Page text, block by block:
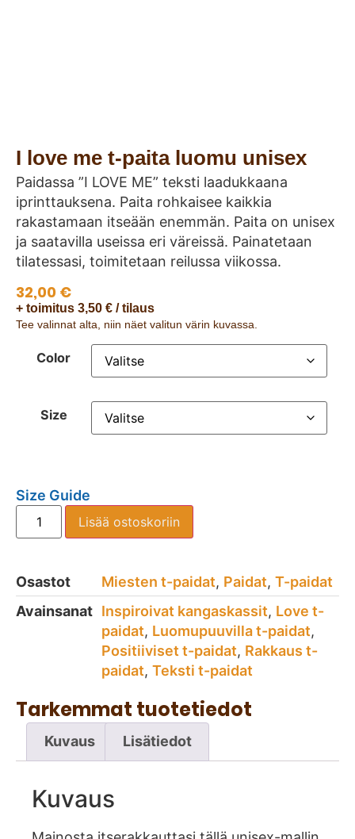
I love me t-paita luomu unisex
Paidassa ”I LOVE ME” teksti laadukkaana
iprinttauksena. Paita rohkaisee kaikkia
rakastamaan itseään enemmän. Paita on unisex
ja saatavilla useissa eri väreissä. Painatetaan
tilatessasi, toimitetaan reilussa viikossa.
32,00 €
+ toimitus 3,50 € / tilaus
Tee valinnat alta, niin näet valitun värin kuvassa.
Color
Size
Size Guide
Lisää ostoskoriin
Osastot Miesten t-paidat, Paidat, T-paidat
Avainsanat Inspiroivat kangaskassit, Love t-
paidat, Luomupuuvilla t-paidat,
Positiiviset t-paidat, Rakkaus t-
paidat, Teksti t-paidat
Tarkemmat tuotetiedot
Kuvaus Lisätiedot
Kuvaus